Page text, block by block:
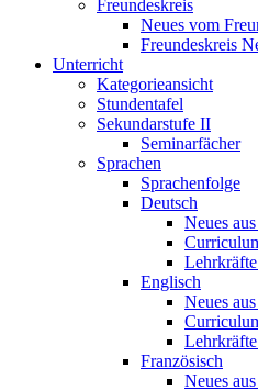
Freundeskreis
Neues vom
Freundeskreis
Unterricht
Kategorieansicht
Stundentafel
Sekundarstufe II
Seminarfächer
Sprachen
Sprachenfolge
Deutsch
Neues
Englisch
Neues
Französisch
Neues